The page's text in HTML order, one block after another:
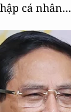
cá nhân…